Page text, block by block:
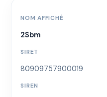
NOM AFFICHÉ
2Sbm
SIRET
80909757900019
SIREN